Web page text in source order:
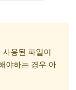
용된 파일이
야하는 경우 아